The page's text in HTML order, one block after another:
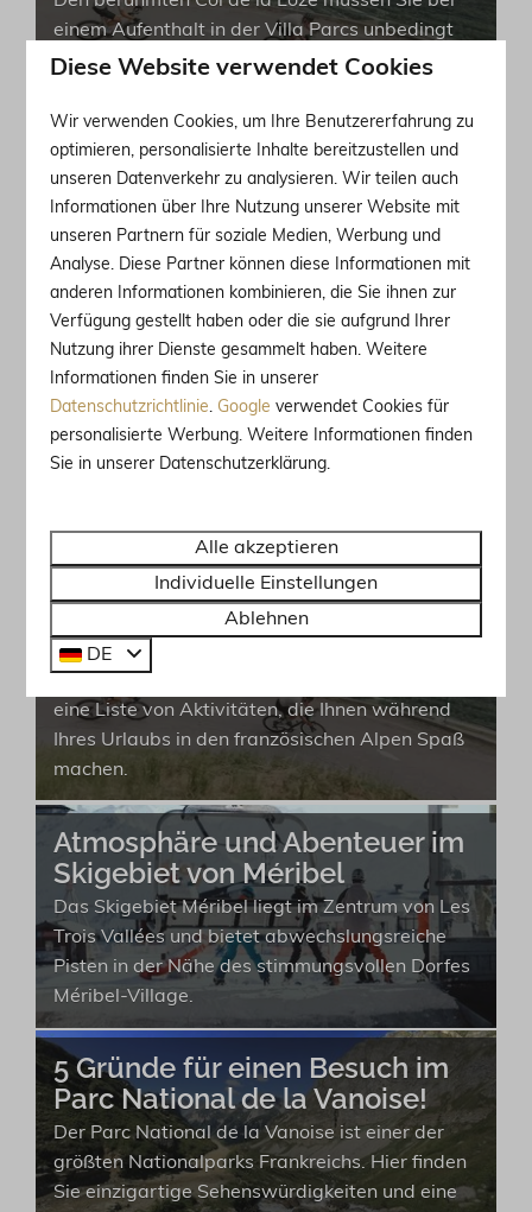
einem Aufenthalt in der Villa Parcs unbedingt
mit dem Fahrrad befahren haben. Erfahren Sie
Von Raclette bis Tartiflette:
unsere Lieblingsgerichte aus
den Alpen!
Villa Parcs präsentiert: unsere Lieblingsgerichte
aus den französischen Alpen! Genießen Sie in
Ihrem Urlaub die reichhaltigen Aromen und die
lokale Gastfreundschaft.
Romantik in den französischen
Alpen
Erleben Sie einen romantischen Aufenthalt mit
brauchen, von Spannung bis Entspannung!
Unsere Tipps:
Sommeraktivitäten in den
französischen Alpen
Von Wandern und Mountainbiking bis hin zu
eine Liste von Aktivitäten, die Ihnen während
Ihres Urlaubs in den französischen Alpen Spaß
machen.
Atmosphäre und Abenteuer im
Skigebiet von Méribel
Das Skigebiet Méribel liegt im Zentrum von Les
Trois Vallées und bietet abwechslungsreiche
Pisten in der Nähe des stimmungsvollen Dorfes
Méribel-Village.
5 Gründe für einen Besuch im
Parc National de la Vanoise!
Der Parc National de la Vanoise ist einer der
größten Nationalparks Frankreichs. Hier finden
Sie einzigartige Sehenswürdigkeiten und eine
Diese Website verwendet Cookies
Wir verwenden Cookies, um Ihre Benutzererfahrung zu
optimieren, personalisierte Inhalte bereitzustellen und
unseren Datenverkehr zu analysieren. Wir teilen auch
Informationen über Ihre Nutzung unserer Website mit
unseren Partnern für soziale Medien, Werbung und
Analyse. Diese Partner können diese Informationen mit
anderen Informationen kombinieren, die Sie ihnen zur
Verfügung gestellt haben oder die sie aufgrund Ihrer
Nutzung ihrer Dienste gesammelt haben. Weitere
Informationen finden Sie in unserer
Datenschutzrichtlinie. Google verwendet Cookies für
personalisierte Werbung. Weitere Informationen finden
Sie in unserer Datenschutzerklärung.
Alle akzeptieren
Individuelle Einstellungen
Ablehnen
DE